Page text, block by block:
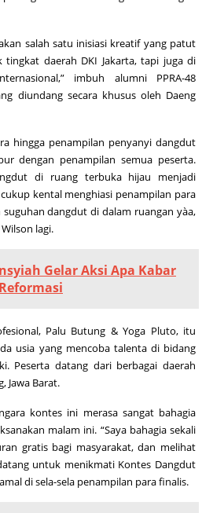
salah satu inisiasi kreatif yang patut
daerah DKI Jakarta, tapi juga di
imbuh alumni PPRA-48
diundang secara khusus oleh Daeng
hingga penampilan penyanyi dangdut
dengan penampilan semua peserta.
di ruang terbuka hijau menjadi
kental menghiasi penampilan para
dangdut di dalam ruangan yàa,
lagi.
Gelar Aksi Apa Kabar
Palu Butung & Yoga Pluto, itu
usia yang mencoba talenta di bidang
Peserta datang dari berbagai daerah
Jawa Barat.
kontes ini merasa sangat bahagia
malam ini. “Saya bahagia sekali
gratis bagi masyarakat, dan melihat
untuk menikmati Kontes Dangdut
di sela-sela penampilan para finalis.